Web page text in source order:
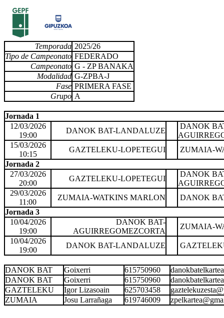
Temporada 2025/26
Tipo de Campeonato FEDERADO
Campeonato G - ZP BANAKA
Modalidad G-ZPBA-J
Fase PRIMERA FASE
Grupo A
Jornada 1
12/03/2026
19:00
DANOK BAT-LANDALUZE
DANOK
15/03/2026
10:15
GAZTELEKU-LOPETEGUI
ZUMAIA-
Jornada 2
27/03/2026
20:00
GAZTELEKU-LOPETEGUI
DANOK
29/03/2026
11:00
ZUMAIA-WATKINS MARLON
DANOK
Jornada 3
10/04/2026
19:00
DANOK BAT-
AGUIRREGOMEZCORTA
ZUMAIA-
10/04/2026
19:00
DANOK BAT-LANDALUZE
DANOK BAT Goixerri 615750960
DANOK BAT
Goixerri 615750960
GAZTELEKU
Igor Lizasoain 625703458
ZUMAIA
Josu Larrañaga 619746009